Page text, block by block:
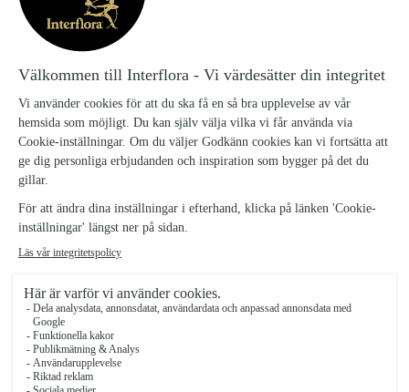
Lilla Blomsterboden
Hallsberg
★★★★★ 4.9 (14)
Stortorget 8
Se butiken
levererade i Laxå
★ ★ ★ ★